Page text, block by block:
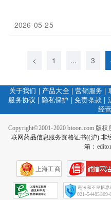
2026-05-25
< 1 ... 3
关于我们 | 产品大全|营销服务 |
服务协议 | 隐私保护 |免责条款 |
经
Copyright©2001-2020 bioon.com 版
联网药品信息服务资格证书((沪)-非
箱：
上海工商
021-54485309-